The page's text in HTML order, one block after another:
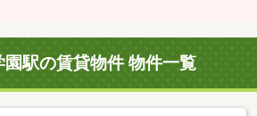
駅の賃貸物件 物件一覧